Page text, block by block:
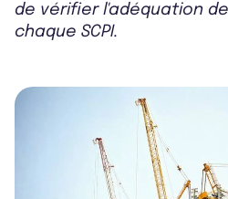
de vérifier l'adéquation
chaque SCPI.